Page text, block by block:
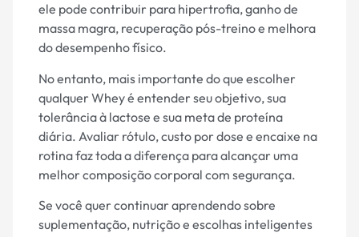
ele pode contribuir para hipertrofia, ganho de
massa magra, recuperação pós-treino e melhora
do desempenho físico.
No entanto, mais importante do que escolher
qualquer Whey é entender seu objetivo, sua
tolerância à lactose e sua meta de proteína
diária. Avaliar rótulo, custo por dose e encaixe na
rotina faz toda a diferença para alcançar uma
melhor composição corporal com segurança.
Se você quer continuar aprendendo sobre
suplementação, nutrição e escolhas inteligentes